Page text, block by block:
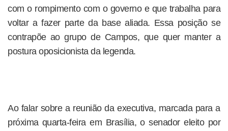
com o rompimento com o governo e que trabalha para
voltar a fazer parte da base aliada. Essa posição se
contrapõe ao grupo de Campos, que quer manter a
postura oposicionista da legenda.
Ao falar sobre a reunião da executiva, marcada para a
próxima quarta-feira em Brasília, o senador eleito por